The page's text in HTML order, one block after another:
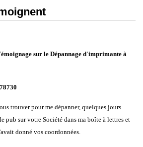
sur le Dépannage d'imprimante à
trouver pour me dépanner, quelques jours
pub sur votre Société dans ma boîte à lettres et
donné vos coordonnées.